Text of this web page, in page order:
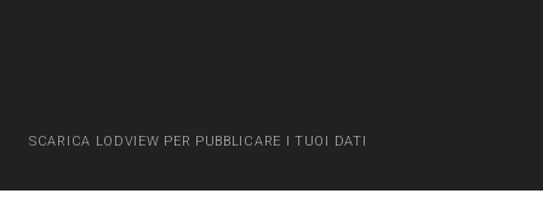
SCARICA LODVIEW PER PUBBLICARE I TUOI DATI